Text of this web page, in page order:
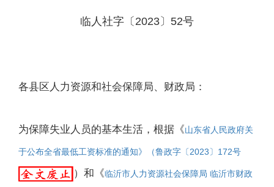
临人社字〔2023〕52号
各县区人力资源和社会保障局、财政局：
为保障失业人员的基本生活，根据《山东省人民政府关
于公布全省最低工资标准的通知》（鲁政字〔2023〕172号
）和《临沂市人力资源社会保障局 临沂市财政